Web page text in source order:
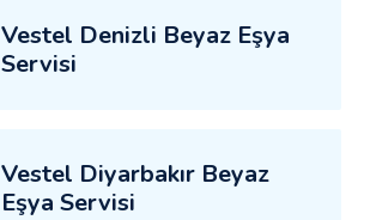
Vestel Denizli Beyaz Eşya
Servisi
Vestel Diyarbakır Beyaz
Eşya Servisi